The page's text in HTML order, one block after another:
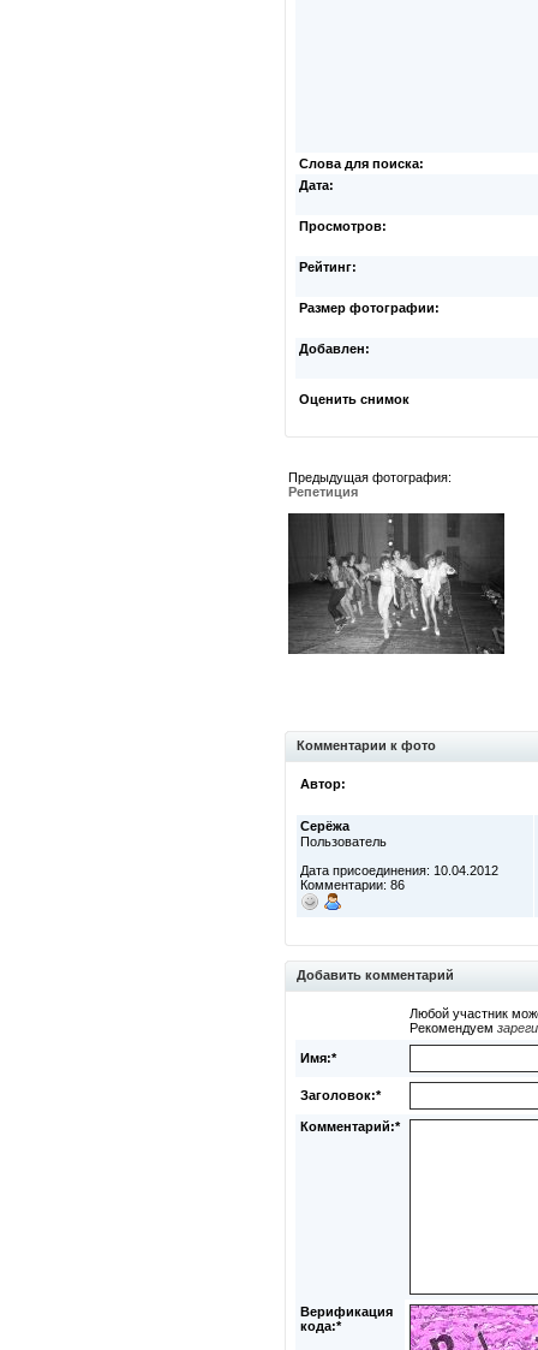
Слова для поиска:
Дата:
Просмотров:
Рейтинг:
Размер фотографии:
Добавлен:
Оценить снимок
Предыдущая фотография:
Репетиция
Комментарии к фото
Автор:
Серёжа
Пользователь
Дата присоединения: 10.04.2012
Комментарии: 86
Добавить комментарий
Любой участник
Рекомендуем
Имя:*
Заголовок:*
Комментарий:*
Верификация
кода:*